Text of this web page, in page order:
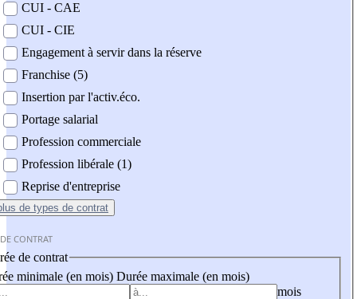
CUI - CAE
CUI - CIE
Engagement à servir dans la réserve
Franchise (5)
Insertion par l'activ.éco.
Portage salarial
Profession commerciale
Profession libérale (1)
Reprise d'entreprise
de types de contrat
CONTRAT
de contrat
minimale (en mois) Durée maximale (en mois)
mois